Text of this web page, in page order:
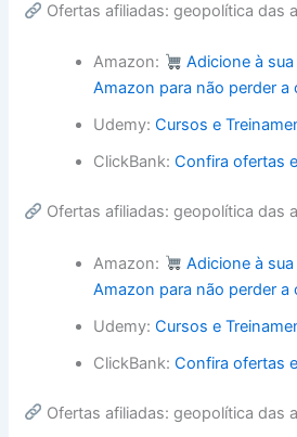
Ofertas afiliadas: geopolítica das
Amazon:
Adicione à
Amazon para não perder a
Udemy:Cursos e
ClickBank:Confira ofertas
Ofertas afiliadas: geopolítica das
Amazon:
Adicione à
Amazon para não perder a
Udemy:Cursos e
ClickBank:Confira ofertas
Ofertas afiliadas: geopolítica das